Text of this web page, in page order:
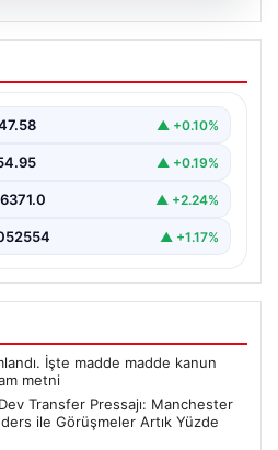
Sahaya Dev Transfer
City’nin Yıldızı
için olası transfer planlarında
bir takviye yapma…
▲ +0.10%
▲ +0.19%
6371.0 ▲ +2.24%
▲ +1.17%
İşte madde madde kanun
metni
Transfer Pressajı: Manchester
ile Görüşmeler Artık Yüzde